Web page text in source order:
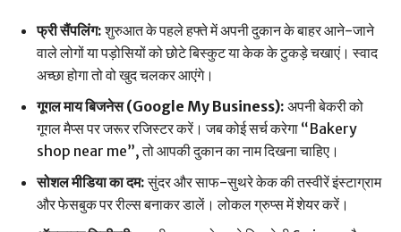
फ्री सैंपलिंग:शुरुआत के पहले हफ्ते में अपनी दुकान के बाहर आने-जाने
वाले लोगों या पड़ोसियों को छोटे बिस्कुट या केक के टुकड़े चखाएं। स्वाद
अच्छा होगा तो वो खुद चलकर आएंगे।
गूगल माय बिजनेस (Google My Business): अपनी बेकरी को
गूगल मैप्स पर जरूर रजिस्टर करें। जब कोई सर्च करेगा “Bakery
shop near me”, तो आपकी दुकान का नाम दिखना चाहिए।
सोशल मीडिया का दम:सुंदर और साफ-सुथरे केक की तस्वीरें इंस्टाग्राम
और फेसबुक पर रील्स बनाकर डालें। लोकल ग्रुप्स में शेयर करें।